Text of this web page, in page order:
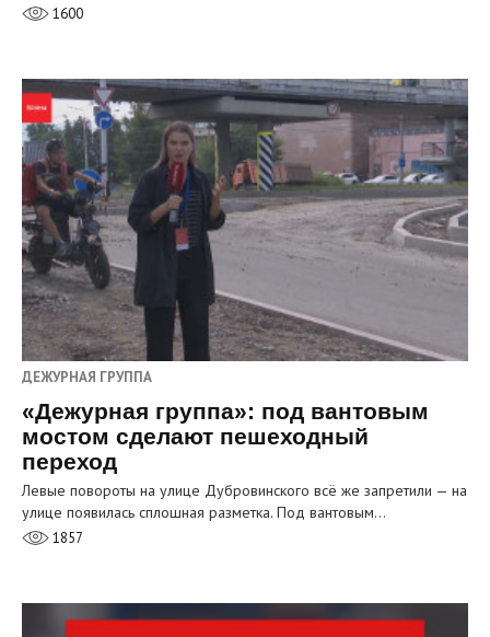
1600
ДЕЖУРНАЯ ГРУППА
«Дежурная группа»: под вантовым
мостом сделают пешеходный
переход
Левые повороты на улице Дубровинского всё же запретили — на
улице появилась сплошная разметка. Под вантовым…
1857